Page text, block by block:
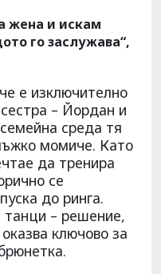
жена и искам
го заслужава“,
е изключително
– Йордан и
среда тя
момиче. Като
да тренира
се
до ринга.
танци – решение,
ключово за